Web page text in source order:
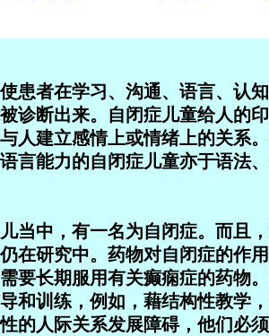
患者在学习、沟通、语言、认
诊断出来。自闭症儿童给人的
人建立感情上或情绪上的关系
言能力的自闭症儿童亦于语法
当中，有一名为自闭症。而且
在研究中。药物对自闭症的作
要长期服用有关癫痫症的药物
和训练，例如，藉结构性教学
的人际关系发展障碍，他们必